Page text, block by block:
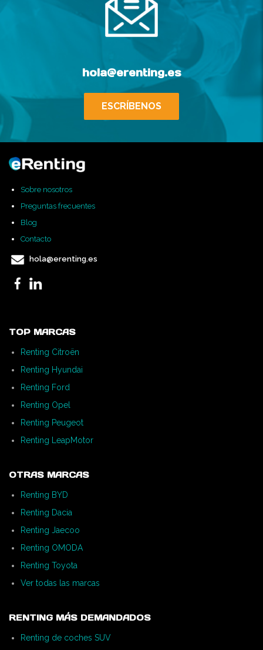
hola@erenting.es
ESCRÍBENOS
Sobre nosotros
Preguntas frecuentes
Blog
Contacto
hola@erenting.es
TOP MARCAS
Renting Citroën
Renting Hyundai
Renting Ford
Renting Opel
Renting Peugeot
Renting LeapMotor
OTRAS MARCAS
Renting BYD
Renting Dacia
Renting Jaecoo
Renting OMODA
Renting Toyota
Ver todas las marcas
RENTING MÁS DEMANDADOS
Renting de coches SUV